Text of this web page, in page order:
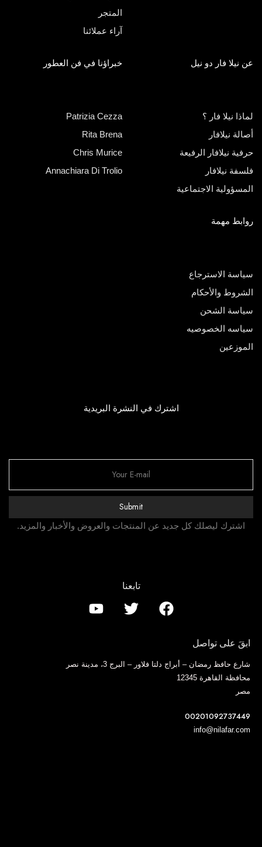
المتجر
آراء عملائنا
عن نيلا فار دو نيل
لماذا نيلا فار ؟
أصالة نيلافار
حرفية نيلافار الرفيعة
فلسفة نيلافار
المسؤولية الاجتماعية
خبراؤنا في فن العطور
Patrizia Cezza
Rita Brena
Chris Murice
Annachiara Di Trolio
روابط مهمة
سياسة الاسترجاع
الشروط والأحكام
سياسة الشحن
سياسه الخصوصيه
الموزعين
اشترك في النشرة البريدية
Submit
اشترك ليصلك كل جديد عن المنتجات والعروض والأخبار والمزيد.
تابعنا
ابقَ على تواصل
شارع حافظ رمضان – أبراج دلتا فلاور – البرج 3، مدينة نصر
محافظة القاهرة 12345
مصر
00201092737449
info@nilafar.com